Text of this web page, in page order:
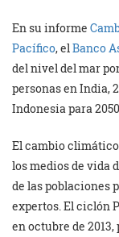
En su informe
Pacífico, elBanco
del nivel del mar
personas en India,
Indonesia para
El cambio
los medios de vida
de las poblaciones
expertos. El ciclón
en octubre de